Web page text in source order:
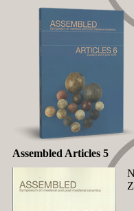
Assembled Articles 5